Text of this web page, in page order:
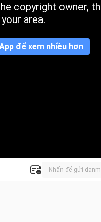
copyright owner,
your area.
để xem nhiều hơn